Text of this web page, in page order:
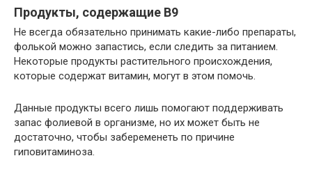
Продукты, содержащие В9
Не всегда обязательно принимать какие-либо препараты,
фолькой можно запастись, если следить за питанием.
Некоторые продукты растительного происхождения,
которые содержат витамин, могут в этом помочь.
Данные продукты всего лишь помогают поддерживать
запас фолиевой в организме, но их может быть не
достаточно, чтобы забеременеть по причине
гиповитаминоза.